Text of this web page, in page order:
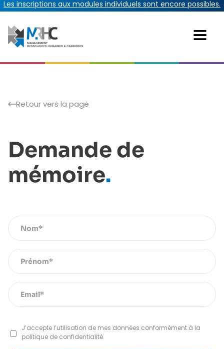
Les inscriptions aux modules individuels sont encore possibles.
Retour vers la page
Demande de
mémoire.
J’accepte l’utilisation de mes données conformément à la
politique de confidentialité.